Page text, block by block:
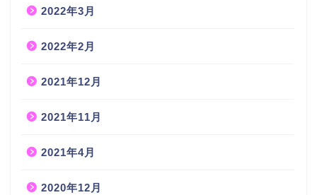
2022年3月
2022年2月
2021年12月
2021年11月
2021年4月
2020年12月